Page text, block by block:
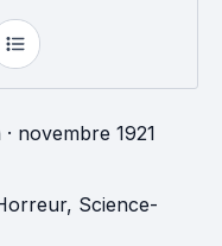
· novembre 1921
, Science-